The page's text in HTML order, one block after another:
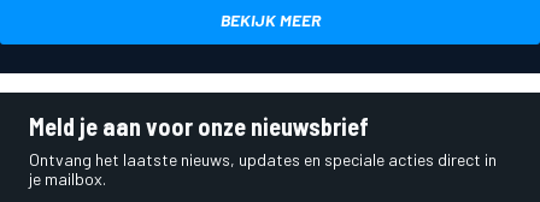
BEKIJK MEER
Meld je aan voor onze nieuwsbrief
Ontvang het laatste nieuws, updates en speciale acties direct in
je mailbox.